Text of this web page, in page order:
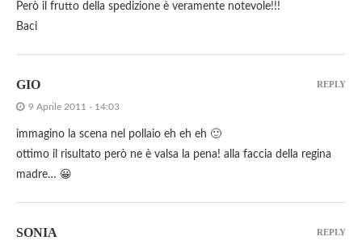
Però il frutto della spedizione è veramente notevole!!!
Baci
GIO
9 Aprile 2011 - 14:03
immagino la scena nel pollaio eh eh eh 🙂
ottimo il risultato però ne è valsa la pena! alla faccia della regina
madre… 😀
REPLY
SONIA REPLY